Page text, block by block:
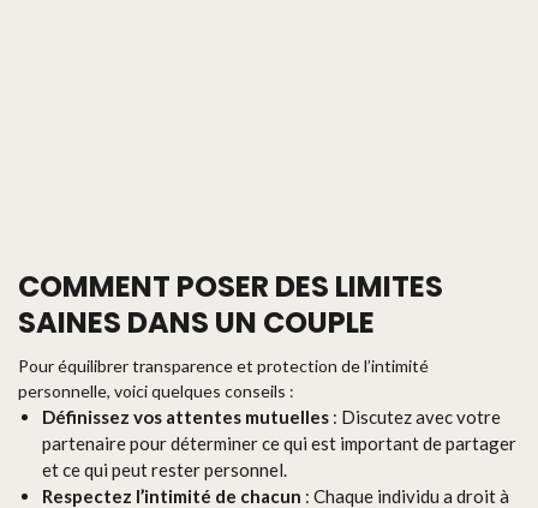
COMMENT POSER DES LIMITES
SAINES DANS UN COUPLE
Pour équilibrer transparence et protection de l’intimité
personnelle, voici quelques conseils :
Définissez vos attentes mutuelles : Discutez avec votre
partenaire pour déterminer ce qui est important de partager
et ce qui peut rester personnel.
Respectez l’intimité de chacun : Chaque individu a droit à